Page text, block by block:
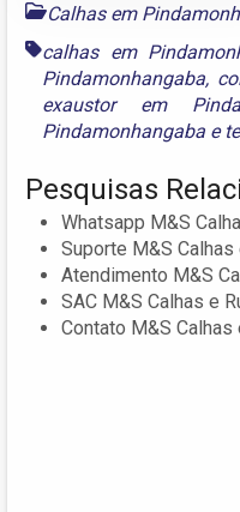
Calhas em
calhas em
Pindamonhangaba,
exaustor em
Pindamonhangaba e
Pesquisas
Whatsapp M&S
Suporte M&S Calhas
Atendimento M&S
SAC M&S Calhas e
Contato M&S Calhas